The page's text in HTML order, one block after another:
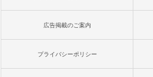
広告掲載のご案内
プライバシーポリシー